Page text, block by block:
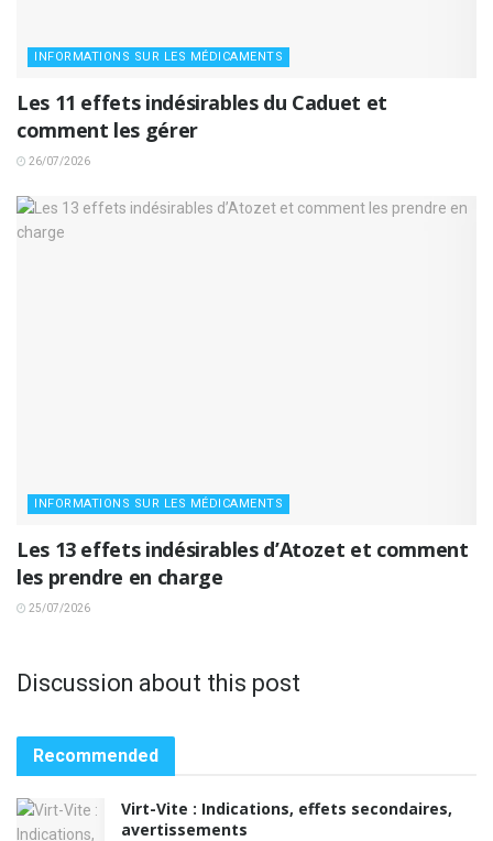
INFORMATIONS SUR LES MÉDICAMENTS
Les 11 effets indésirables du Caduet et
comment les gérer
26/07/2026
INFORMATIONS SUR LES MÉDICAMENTS
Les 13 effets indésirables d’Atozet et comment
les prendre en charge
25/07/2026
Discussion about this post
Recommended
Virt-Vite : Indications, effets secondaires,
avertissements